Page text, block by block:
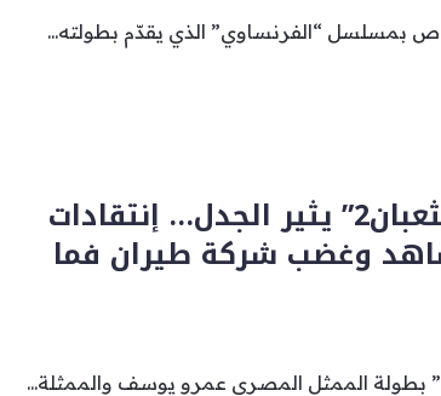
بمسلسل “الفرنساوي” الذي يقدّم بطولته...
فيلم “السلم والثعبان2” يثير الجدل… إنتقادات
وغضب شركة طيران فما